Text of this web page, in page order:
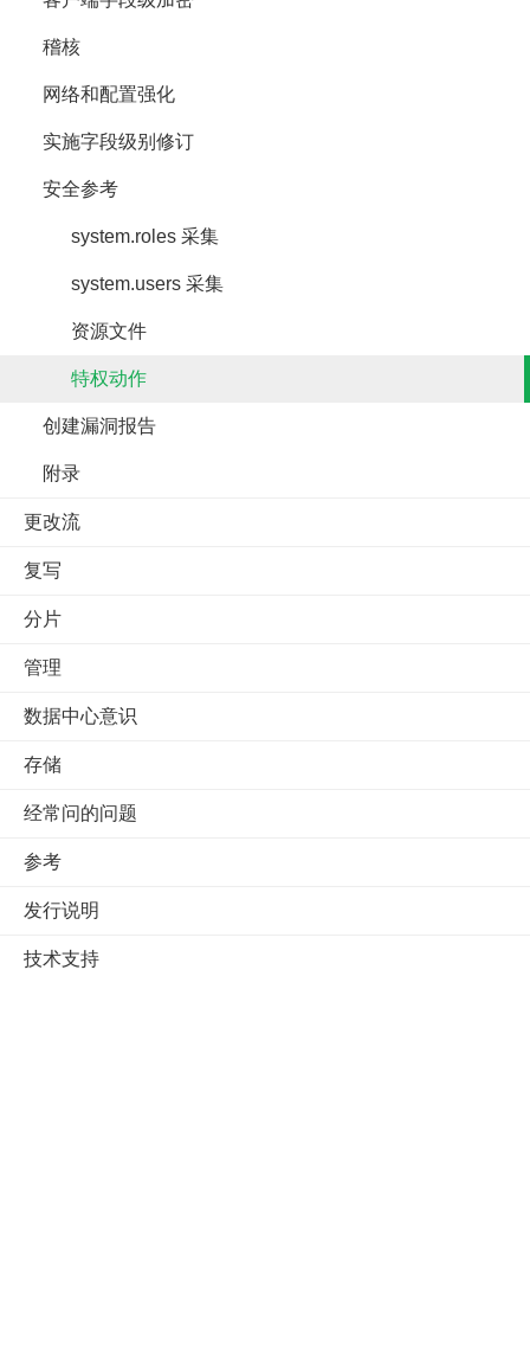
稽核
网络和配置强化
实施字段级别修订
安全参考
system.roles 采集
system.users 采集
资源文件
特权动作
创建漏洞报告
附录
更改流
复写
分片
管理
数据中心意识
存储
经常问的问题
参考
发行说明
技术支持